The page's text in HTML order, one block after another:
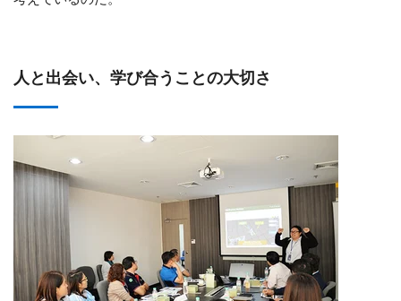
人と出会い、学び合うことの大切さ